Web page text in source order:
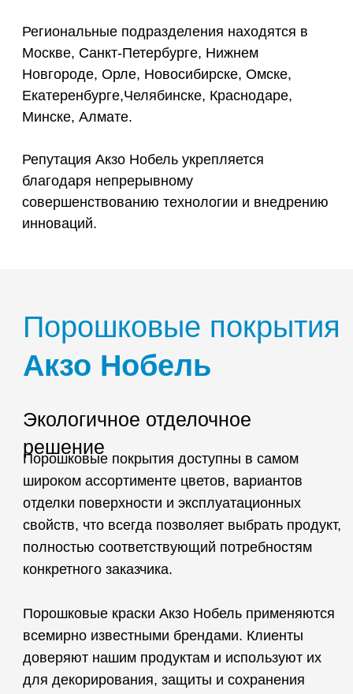
Порошковые покрытия
Акзо Нобель
Порошковые покрытия доступны в самом
широком ассортименте цветов, вариантов
отделки поверхности и эксплуатационных
свойств, что всегда позволяет выбрать продукт,
полностью соответствующий потребностям
конкретного заказчика.
своих зданий, офисов, производственных
предприятий и изделия.
Экологичное отделочное
КонцернАкзо Нобель
в мире
Технологичность Экологичность
Экономичность
Безопасность